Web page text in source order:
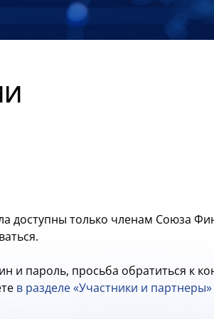
доступны только членам Союза
и пароль, просьба обратиться к
в разделе «Участники и партнеры»